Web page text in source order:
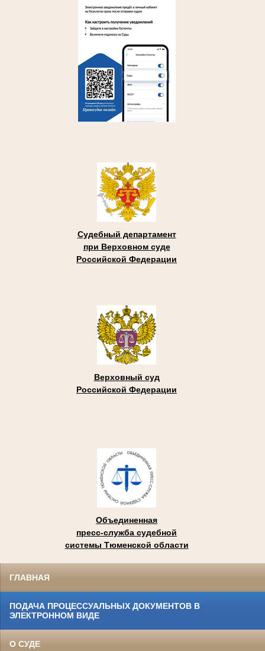
Судебный департамент
при Верховном суде
Российской Федерации
Верховный суд
Российской Федерации
Объединенная
пресс-служба судебной
системы Тюменской области
ГЛАВНАЯ
ПОДАЧА ПРОЦЕССУАЛЬНЫХ ДОКУМЕНТОВ В
ЭЛЕКТРОННОМ ВИДЕ
О СУДЕ